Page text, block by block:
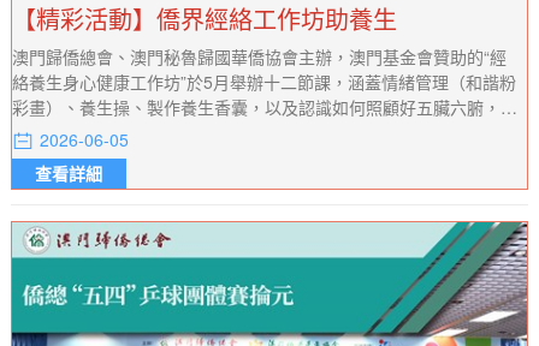
【精彩活動】僑界經絡工作坊助養生
澳門歸僑總會、澳門秘魯歸國華僑協會主辦，澳門基金會贊助的“經
絡養生身心健康工作坊”於5月舉辦十二節課，涵蓋情緒管理（和諧粉
彩畫）、養生操、製作養生香囊，以及認識如何照顧好五臟六腑，包
括肺經、大腸經、胃經、脾經等內容。
2026-06-05
查看詳細